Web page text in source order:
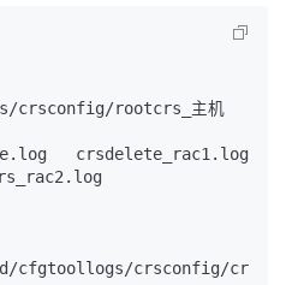
/crsconfig/rootcrs_主机
crsdelete_rac1.log
/cfgtoollogs/crsconfig/